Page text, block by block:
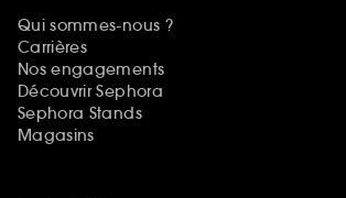
Qui sommes-nous ?
Carrières
Nos engagements
Découvrir Sephora
Sephora Stands
Magasins